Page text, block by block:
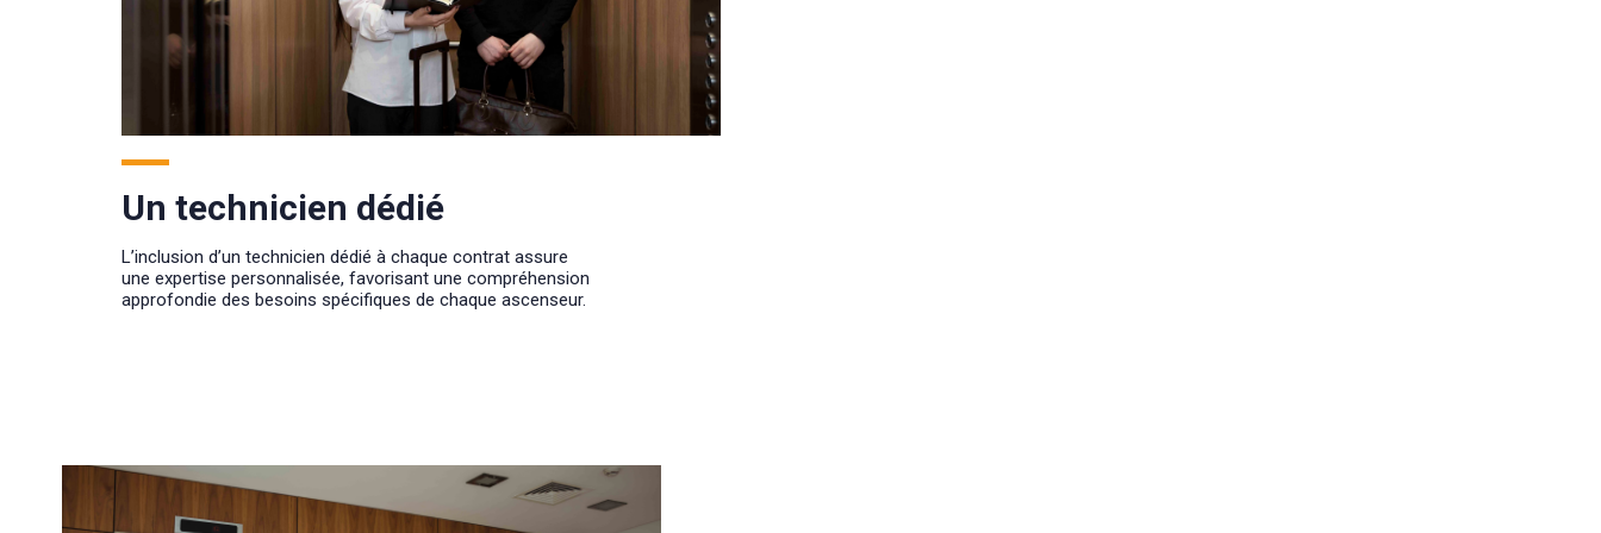
Un technicien dédié
L’inclusion d’un technicien dédié à chaque contrat assure
une expertise personnalisée, favorisant une compréhension
approfondie des besoins spécifiques de chaque ascenseur.